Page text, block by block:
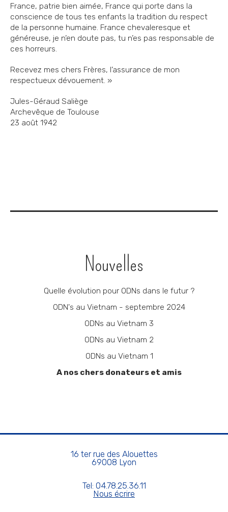
France, patrie bien aimée, France qui porte dans la
conscience de tous tes enfants la tradition du respect
de la personne humaine. France chevaleresque et
généreuse, je n’en doute pas, tu n’es pas responsable de
ces horreurs.
Recevez mes chers Frères, l’assurance de mon
respectueux dévouement. »
Jules-Géraud Saliège
Archevêque de Toulouse
23 août 1942
Nouvelles
Quelle évolution pour ODNs dans le futur ?
ODN's au Vietnam - septembre 2024
ODNs au Vietnam 3
ODNs au Vietnam 2
ODNs au Vietnam 1
A nos chers donateurs et amis
16 ter rue des Alouettes
69008 Lyon
Tel: 04.78.25.36.11
Nous écrire